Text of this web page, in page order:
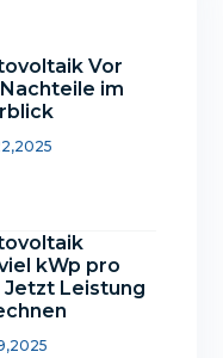
Vor
im
kWp pro
Jetzt Leistung